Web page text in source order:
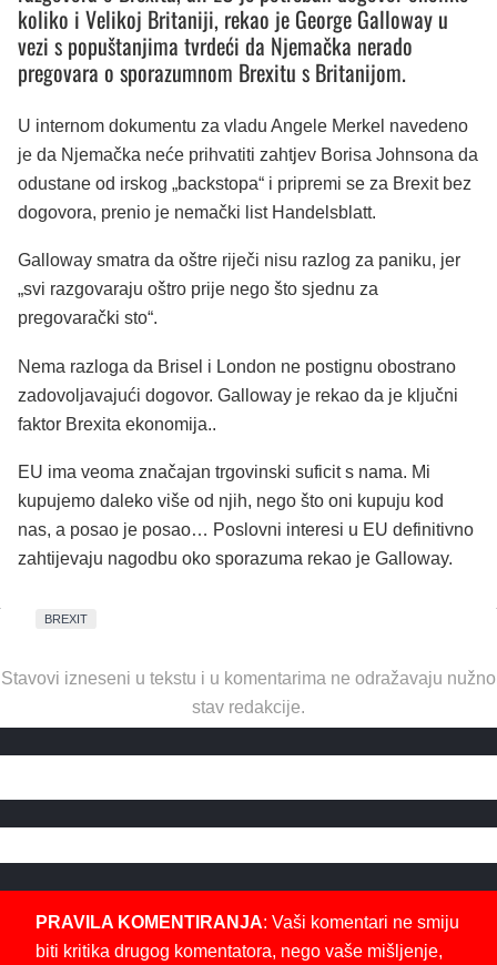
koliko i Velikoj Britaniji, rekao je George Galloway u
vezi s popuštanjima tvrdeći da Njemačka nerado
pregovara o sporazumnom Brexitu s Britanijom.
U internom dokumentu za vladu Angele Merkel navedeno
je da Njemačka neće prihvatiti zahtjev Borisa Johnsona da
odustane od irskog „backstopa“ i pripremi se za Brexit bez
dogovora, prenio je nemački list Handelsblatt.
Galloway smatra da oštre riječi nisu razlog za paniku, jer
„svi razgovaraju oštro prije nego što sjednu za
pregovarački sto“.
Nema razloga da Brisel i London ne postignu obostrano
zadovoljavajući dogovor. Galloway je rekao da je ključni
faktor Brexita ekonomija..
EU ima veoma značajan trgovinski suficit s nama. Mi
kupujemo daleko više od njih, nego što oni kupuju kod
nas, a posao je posao… Poslovni interesi u EU definitivno
zahtijevaju nagodbu oko sporazuma rekao je Galloway.
BREXIT
Stavovi izneseni u tekstu i u komentarima ne odražavaju nužno
stav redakcije.
PRAVILA KOMENTIRANJA: Vaši komentari ne smiju
biti kritika drugog komentatora, nego vaše mišljenje,